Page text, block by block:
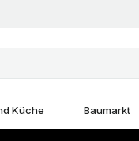
Küche Baumarkt